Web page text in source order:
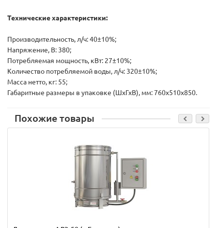
Технические характеристики:
Производительность, л/ч: 40±10%;
Напряжение, В: 380;
Потребляемая мощность, кВт: 27±10%;
Количество потребляемой воды, л/ч: 320±10%;
Масса нетто, кг: 55;
Габаритные размеры в упаковке (ШхГхВ), мм: 760х510х850.
Похожие товары